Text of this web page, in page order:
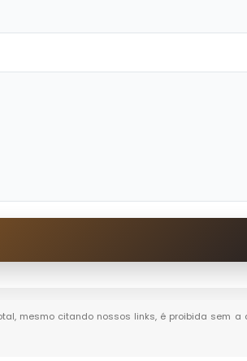
mesmo citando nossos links, é proibida sem a